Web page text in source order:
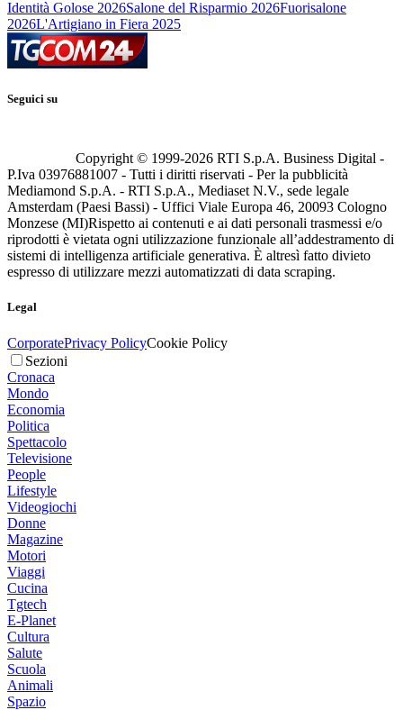
Identità Golose 2026Salone del Risparmio 2026Fuorisalone
2026L'Artigiano in Fiera 2025
Seguici su
Copyright © 1999-2026 RTI S.p.A. Business Digital -
P.Iva 03976881007 - Tutti i diritti riservati - Per la pubblicità
Mediamond S.p.A. - RTI S.p.A., Mediaset N.V., sede legale
Amsterdam (Paesi Bassi) - Uffici Viale Europa 46, 20093 Cologno
Monzese (MI)Rispetto ai contenuti e ai dati personali trasmessi e/o
riprodotti è vietata ogni utilizzazione funzionale all’addestramento di
sistemi di intelligenza artificiale generativa. È altresì fatto divieto
espresso di utilizzare mezzi automatizzati di data scraping.
Legal
CorporatePrivacy PolicyCookie Policy
Sezioni
Cronaca
Mondo
Economia
Politica
Spettacolo
Televisione
People
Lifestyle
Videogiochi
Donne
Magazine
Motori
Viaggi
Cucina
Tgtech
E-Planet
Cultura
Salute
Scuola
Animali
Spazio